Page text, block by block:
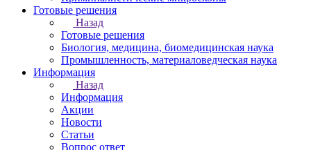
Готовые решения
Назад
Готовые решения
Биология, медицина, биомедицинская наука
Промышленность, материаловедческая наука
Информация
Назад
Информация
Акции
Новости
Статьи
Вопрос ответ